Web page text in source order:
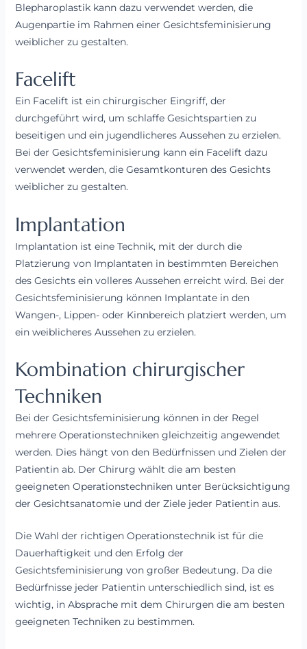
Blepharoplastik kann dazu verwendet werden, die
Augenpartie im Rahmen einer Gesichtsfeminisierung
weiblicher zu gestalten.
Facelift
Ein Facelift ist ein chirurgischer Eingriff, der
durchgeführt wird, um schlaffe Gesichtspartien zu
beseitigen und ein jugendlicheres Aussehen zu erzielen.
Bei der Gesichtsfeminisierung kann ein Facelift dazu
verwendet werden, die Gesamtkonturen des Gesichts
weiblicher zu gestalten.
Implantation
Implantation ist eine Technik, mit der durch die
Platzierung von Implantaten in bestimmten Bereichen
des Gesichts ein volleres Aussehen erreicht wird. Bei der
Gesichtsfeminisierung können Implantate in den
Wangen-, Lippen- oder Kinnbereich platziert werden, um
ein weiblicheres Aussehen zu erzielen.
Kombination chirurgischer
Techniken
Bei der Gesichtsfeminisierung können in der Regel
mehrere Operationstechniken gleichzeitig angewendet
werden. Dies hängt von den Bedürfnissen und Zielen der
Patientin ab. Der Chirurg wählt die am besten
geeigneten Operationstechniken unter Berücksichtigung
der Gesichtsanatomie und der Ziele jeder Patientin aus.
Die Wahl der richtigen Operationstechnik ist für die
Dauerhaftigkeit und den Erfolg der
Gesichtsfeminisierung von großer Bedeutung. Da die
Bedürfnisse jeder Patientin unterschiedlich sind, ist es
wichtig, in Absprache mit dem Chirurgen die am besten
geeigneten Techniken zu bestimmen.